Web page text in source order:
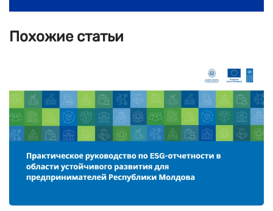
Похожие статьи